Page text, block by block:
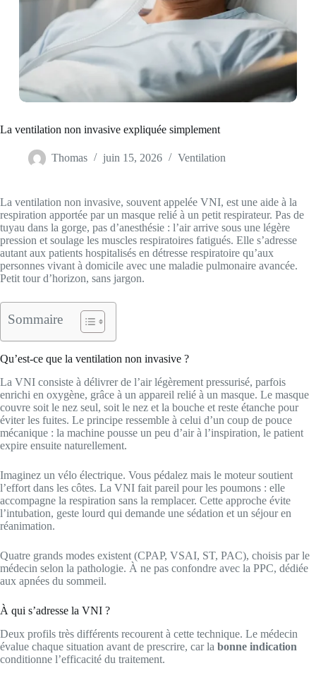
La ventilation non invasive expliquée simplement
Thomas juin 15, 2026 Ventilation
La ventilation non invasive, souvent appelée VNI, est une aide à la
respiration apportée par un masque relié à un petit respirateur. Pas de
tuyau dans la gorge, pas d’anesthésie : l’air arrive sous une légère
pression et soulage les muscles respiratoires fatigués. Elle s’adresse
autant aux patients hospitalisés en détresse respiratoire qu’aux
personnes vivant à domicile avec une maladie pulmonaire avancée.
Petit tour d’horizon, sans jargon.
Sommaire
Qu’est-ce que la ventilation non invasive ?
La VNI consiste à délivrer de l’air légèrement pressurisé, parfois
enrichi en oxygène, grâce à un appareil relié à un masque. Le masque
couvre soit le nez seul, soit le nez et la bouche et reste étanche pour
éviter les fuites. Le principe ressemble à celui d’un coup de pouce
mécanique : la machine pousse un peu d’air à l’inspiration, le patient
expire ensuite naturellement.
Imaginez un vélo électrique. Vous pédalez mais le moteur soutient
l’effort dans les côtes. La VNI fait pareil pour les poumons : elle
accompagne la respiration sans la remplacer. Cette approche évite
l’intubation, geste lourd qui demande une sédation et un séjour en
réanimation.
Quatre grands modes existent (CPAP, VSAI, ST, PAC), choisis par le
médecin selon la pathologie. À ne pas confondre avec la PPC, dédiée
aux apnées du sommeil.
À qui s’adresse la VNI ?
Deux profils très différents recourent à cette technique. Le médecin
évalue chaque situation avant de prescrire, car la bonne indication
conditionne l’efficacité du traitement.